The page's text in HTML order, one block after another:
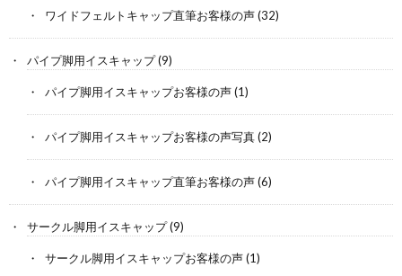
ワイドフェルトキャップ直筆お客様の声(32)
パイプ脚用イスキャップ(9)
パイプ脚用イスキャップお客様の声(1)
パイプ脚用イスキャップお客様の声写真(2)
パイプ脚用イスキャップ直筆お客様の声(6)
サークル脚用イスキャップ(9)
サークル脚用イスキャップお客様の声(1)